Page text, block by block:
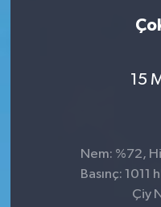
15
Nem: %72,
Basınç: 1011
Çiy